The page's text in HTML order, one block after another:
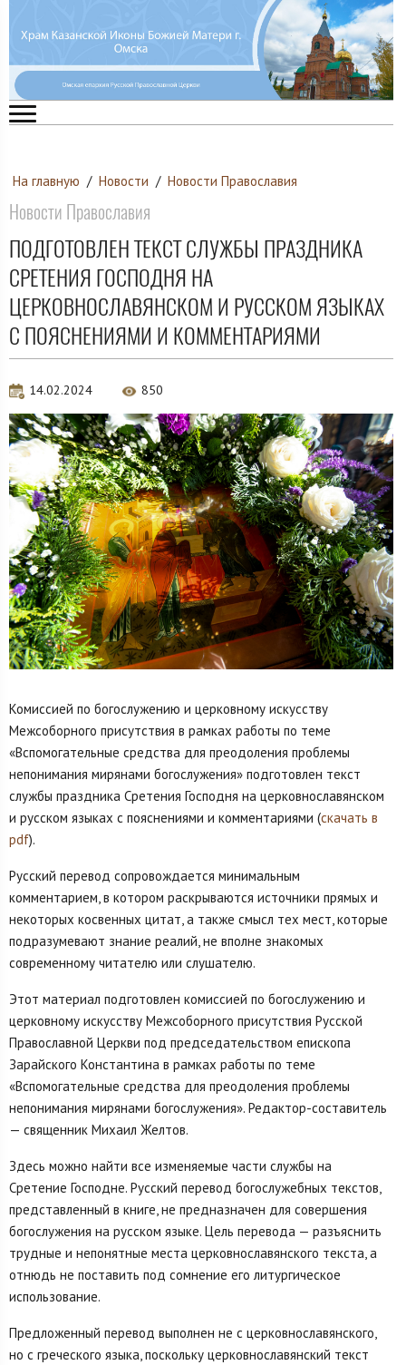
На главную / Новости / Новости Православия
Новости Православия
ПОДГОТОВЛЕН ТЕКСТ СЛУЖБЫ ПРАЗДНИКА
СРЕТЕНИЯ ГОСПОДНЯ НА
ЦЕРКОВНОСЛАВЯНСКОМ И РУССКОМ ЯЗЫКАХ
С ПОЯСНЕНИЯМИ И КОММЕНТАРИЯМИ
14.02.2024 850
Комиссией по богослужению и церковному искусству
Межсоборного присутствия в рамках работы по теме
«Вспомогательные средства для преодоления проблемы
непонимания мирянами богослужения» подготовлен текст
службы праздника Сретения Господня на церковнославянском
и русском языках с пояснениями и комментариями (cкачать в
pdf).
Русский перевод сопровождается минимальным
комментарием, в котором раскрываются источники прямых и
некоторых косвенных цитат, а также смысл тех мест, которые
подразумевают знание реалий, не вполне знакомых
современному читателю или слушателю.
Этот материал подготовлен комиссией по богослужению и
церковному искусству Межсоборного присутствия Русской
Православной Церкви под председательством епископа
Зарайского Константина в рамках работы по теме
«Вспомогательные средства для преодоления проблемы
непонимания мирянами богослужения». Редактор-составитель
— священник Михаил Желтов.
Здесь можно найти все изменяемые части службы на
Сретение Господне. Русский перевод богослужебных текстов,
представленный в книге, не предназначен для совершения
богослужения на русском языке. Цель перевода — разъяснить
трудные и непонятные места церковнославянского текста, а
отнюдь не поставить под сомнение его литургическое
использование.
Предложенный перевод выполнен не с церковнославянского,
но с греческого языка, поскольку церковнославянский текст